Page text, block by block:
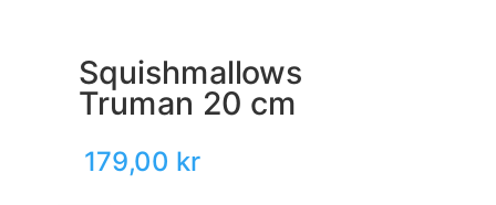
Squishmallows
Truman 20 cm
179,00 kr